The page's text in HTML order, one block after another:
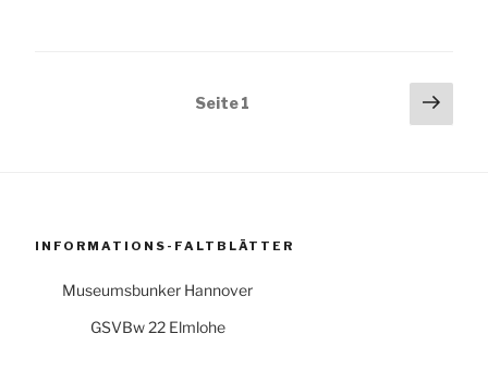
Seitennummerierung
Seite1
INFORMATIONS-FALTBLÄTTER
Museumsbunker Hannover
GSVBw 22 Elmlohe